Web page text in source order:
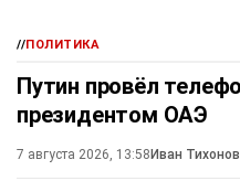
//ПОЛИТИКА
Путин провёл
президентом ОАЭ
7 августа 2026, 13:58 Иван Тихонов